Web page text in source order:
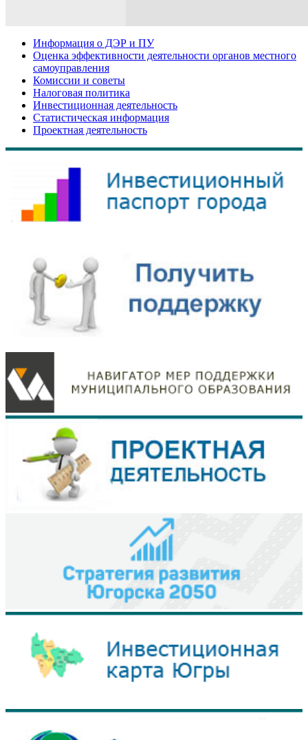
Информация о ДЭР и ПУ
Оценка эффективности деятельности органов местного
самоуправления
Комиссии и советы
Налоговая политика
Инвестиционная деятельность
Статистическая информация
Проектная деятельность